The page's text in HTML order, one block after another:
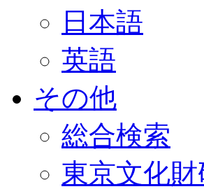
日本語
英語
その他
総合検索
東京文化